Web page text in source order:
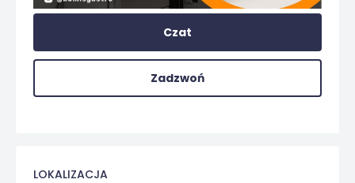
Czat
Zadzwoń
LOKALIZACJA